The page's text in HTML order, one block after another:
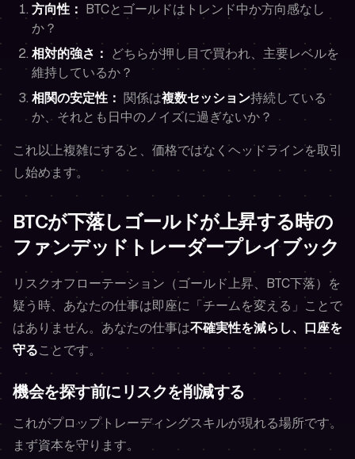
方向性： BTCとゴールドはトレンド中か方向感なし
か？
相対的強さ： どちらが押し目で買われ、主要レベルを
維持しているか？
相関の安定性： 関係は複数セッション持続している
か、それとも日中のノイズに過ぎないか？
これ以上複雑にすると、価格ではなくヘッドラインを取引
し始めます。
BTCが下落しゴールドが上昇する時の
ファンデッドトレーダープレイブック
リスクオフローテーション（ゴールド上昇、BTC下落）を
疑う時、あなたの仕事は即座に「チームを変える」ことで
はありません。あなたの仕事は不確実性を減らし、口座を
守ることです。
機会を探す前にリスクを削減する
これがプロップトレーディングスキルが現れる場所です。
まず資本を守ります。